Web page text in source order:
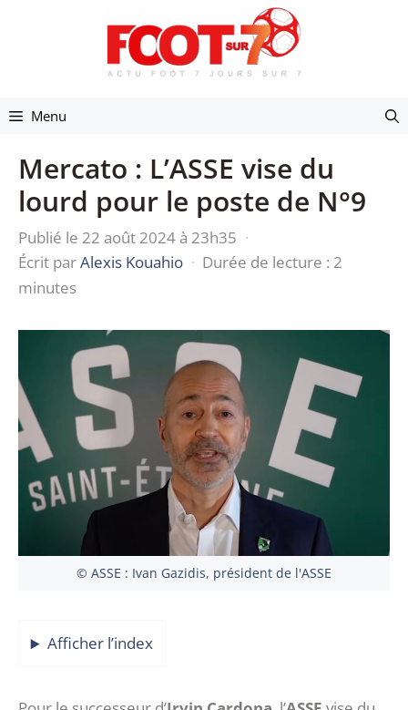
Menu
Mercato : L’ASSE vise du
lourd pour le poste de N°9
Publié le 22 août 2024 à 23h35 ·
Écrit parAlexis Kouahio · Durée de lecture : 2
minutes
© ASSE : Ivan Gazidis, président de l'ASSE
Afficher l’index